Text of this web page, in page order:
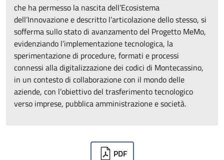
che ha permesso la nascita dell’Ecosistema
dell’Innovazione e descritto l’articolazione dello stesso, si
sofferma sullo stato di avanzamento del Progetto MeMo,
evidenziando l’implementazione tecnologica, la
sperimentazione di procedure, formati e processi
connessi alla digitalizzazione dei codici di Montecassino,
in un contesto di collaborazione con il mondo delle
aziende, con l’obiettivo del trasferimento tecnologico
verso imprese, pubblica amministrazione e società.
PDF